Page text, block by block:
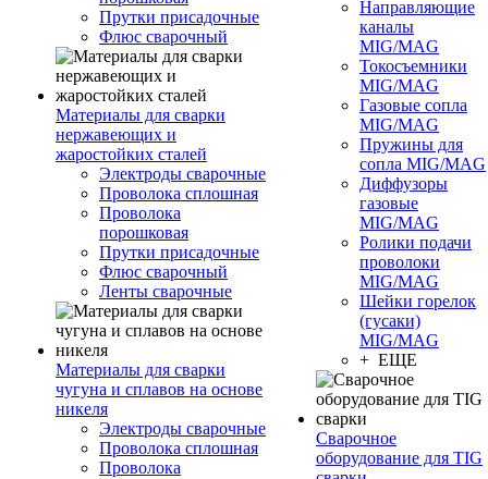
Прутки присадочные
Флюс сварочный
Материалы для сварки
нержавеющих и
жаростойких сталей
Электроды сварочные
Проволока сплошная
Проволока
порошковая
Прутки присадочные
Флюс сварочный
Ленты сварочные
Материалы для сварки
чугуна и сплавов на основе
никеля
Электроды сварочные
Проволока сплошная
Проволока
Направляющие
каналы
MIG/MAG
Токосъемники
MIG/MAG
Газовые сопла
MIG/MAG
Пружины для
сопла MIG/MAG
Диффузоры
газовые
MIG/MAG
Ролики подачи
проволоки
MIG/MAG
Шейки горелок
(гусаки)
MIG/MAG
+ ЕЩЕ
Сварочное
оборудование для TIG